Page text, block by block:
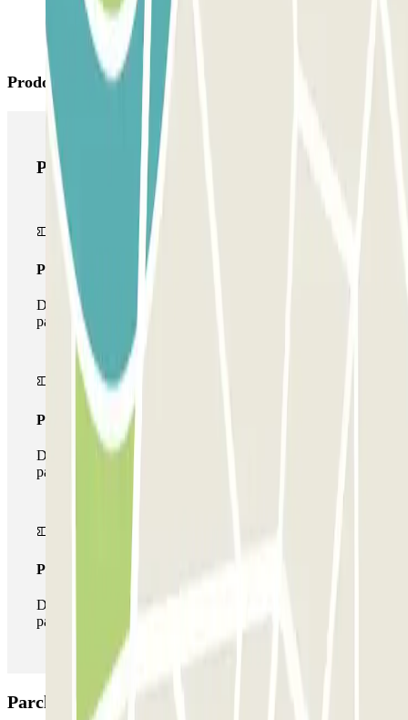
Prodotti di Parclick
Prodotti di Parclick
Pass unico
Durante il tuo soggiorno potrai entrare e uscire dal
parcheggio una sola volta
Pass multiparking
Durante il tuo soggiorno potrai usufruire dell'intera rete di
parcheggi disponibili su Parclick.
Pass illlimitato
Durante il tuo soggiorno potrai entrare e uscire dal
parcheggio tutte le volte che vorrai.
Parcheggio Castellana 123: Opinioni